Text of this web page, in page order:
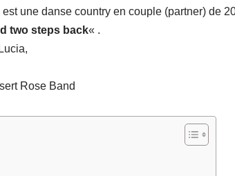
est une danse country en couple (partner) de
two steps back« .
Rose Band